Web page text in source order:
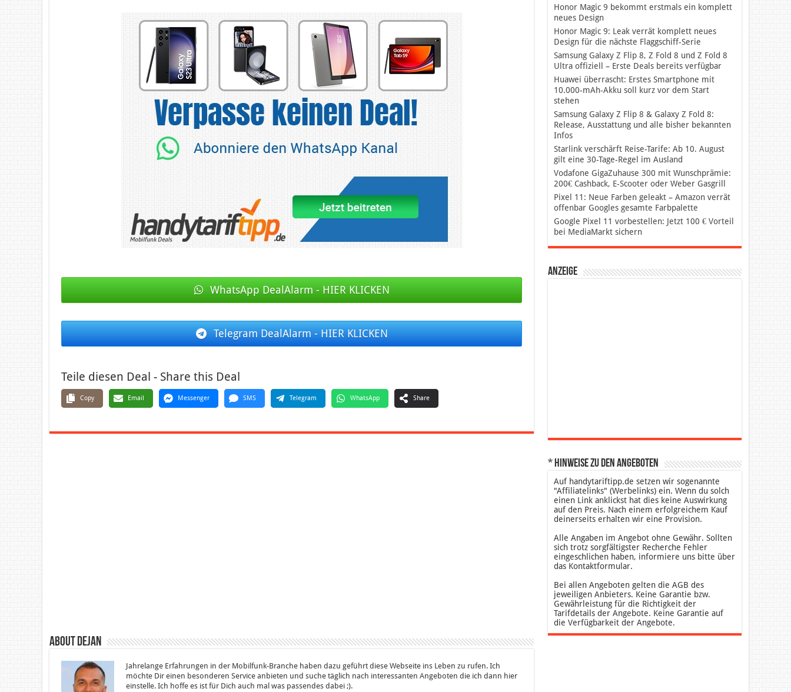
WhatsApp DealAlarm - HIER KLICKEN
Telegram DealAlarm - HIER KLICKEN
Teile diesen Deal - Share this Deal
Copy Email Messenger SMS Telegram WhatsApp Share
About Dejan
Jahrelange Erfahrungen in der Mobilfunk-Branche haben dazu geführt diese Webseite ins Leben zu rufen. Ich
möchte Dir einen besonderen Service anbieten und suche täglich nach interessanten Angeboten die ich dann hier
einstelle. Ich hoffe es ist für Dich auch mal was passendes dabei ;).
Honor Magic 9 bekommt erstmals ein komplett
neues Design
Honor Magic 9: Leak verrät komplett neues
Design für die nächste Flaggschiff-Serie
Samsung Galaxy Z Flip 8, Z Fold 8 und Z Fold 8
Ultra offiziell – Erste Deals bereits verfügbar
Huawei überrascht: Erstes Smartphone mit
10.000-mAh-Akku soll kurz vor dem Start
stehen
Samsung Galaxy Z Flip 8 & Galaxy Z Fold 8:
Release, Ausstattung und alle bisher bekannten
Infos
Starlink verschärft Reise-Tarife: Ab 10. August
gilt eine 30-Tage-Regel im Ausland
Vodafone GigaZuhause 300 mit Wunschprämie:
200€ Cashback, E-Scooter oder Weber Gasgrill
Pixel 11: Neue Farben geleakt – Amazon verrät
offenbar Googles gesamte Farbpalette
Google Pixel 11 vorbestellen: Jetzt 100 € Vorteil
bei MediaMarkt sichern
Anzeige
* Hinweise zu den Angeboten
Auf handytariftipp.de setzen wir sogenannte
"Affiliatelinks" (Werbelinks) ein. Wenn du solch
einen Link anklickst hat dies keine Auswirkung
auf den Preis. Nach einem erfolgreichem Kauf
deinerseits erhalten wir eine Provision.
Alle Angaben im Angebot ohne Gewähr. Sollten
sich trotz sorgfältigster Recherche Fehler
eingeschlichen haben, informiere uns bitte über
das Kontaktformular.
Bei allen Angeboten gelten die AGB des
jeweiligen Anbieters. Keine Garantie bzw.
Gewährleistung für die Richtigkeit der
Tarifdetails der Angebote. Keine Garantie auf
die Verfügbarkeit der Angebote.